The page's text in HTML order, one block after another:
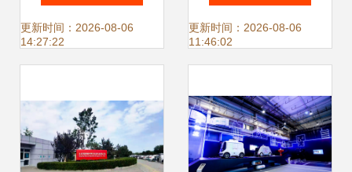
5G新型智慧社区样
更新时间：2026-08-06
14:27:22
京世界机器人大
服务新篇章
更新时间：2026-08-06
11:46:02